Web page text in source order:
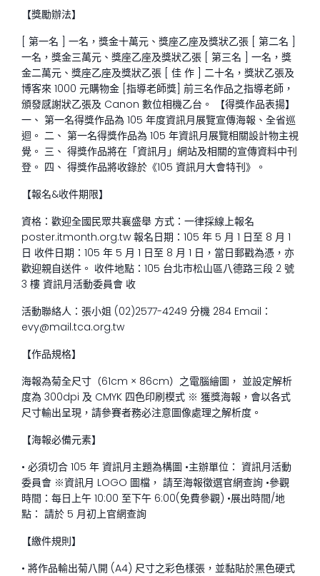
【獎勵辦法】
[ 第一名 ] 一名，獎金十萬元、獎座乙座及獎狀乙張 [ 第二名 ]
一名，獎金三萬元、獎座乙座及獎狀乙張 [ 第三名 ] 一名，獎
金二萬元、獎座乙座及獎狀乙張 [ 佳 作 ] 二十名，獎狀乙張及
博客來 1000 元購物金 [指導老師獎] 前三名作品之指導老師，
頒發感謝狀乙張及 Canon 數位相機乙台。 【得獎作品表揚】
一、 第一名得獎作品為 105 年度資訊月展覽宣傳海報、全省巡
迴。 二、 第一名得獎作品為 105 年資訊月展覽相關設計物主視
覺。 三、 得獎作品將在「資訊月」網站及相關的宣傳資料中刊
登。 四、 得獎作品將收錄於《105 資訊月大會特刊》。
【報名&收件期限】
資格：歡迎全國民眾共襄盛舉 方式：一律採線上報名
poster.itmonth.org.tw 報名日期：105 年 5 月 1 日至 8 月 1
日 收件日期：105 年 5 月 1 日至 8 月 1 日，當日郵戳為憑，亦
歡迎親自送件。 收件地點：105 台北市松山區八德路三段 2 號
3 樓 資訊月活動委員會 收
活動聯絡人：張小姐 (02)2577-4249 分機 284 Email：
evy@mail.tca.org.tw
【作品規格】
海報為菊全尺寸（61cm × 86cm）之電腦繪圖， 並設定解析
度為 300dpi 及 CMYK 四色印刷模式 ※ 獲獎海報，會以各式
尺寸輸出呈現，請參賽者務必注意圖像處理之解析度。
【海報必備元素】
• 必須切合 105 年 資訊月主題為構圖 •主辦單位： 資訊月活動
委員會 ※資訊月 LOGO 圖檔， 請至海報徵選官網查詢 •參觀
時間：每日上午 10:00 至下午 6:00(免費參觀) •展出時間/地
點： 請於 5 月初上官網查詢
【繳件規則】
• 將作品輸出菊八開 (A4) 尺寸之彩色樣張，並黏貼於黑色硬式